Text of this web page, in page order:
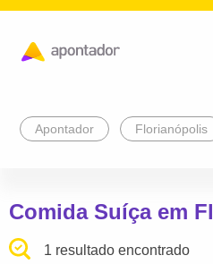
Apontador Florianópolis
Comida Suíça em
1 resultado encontrado